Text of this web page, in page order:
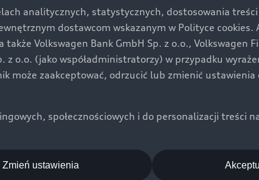
Nowoczesnej w Warszawie
analitycznych, statystycznych, dostosowania
dostawcom wskazanym w Polityce
Volkswagen Bank GmbH Sp. z o.o., Volkswagen
z o.o. (jako współadministratorzy) w przypadku
może zaakceptować, odrzucić lub zmienić ustawienia
społecznościowych i do personalizacji treści
Zmień ustawienia